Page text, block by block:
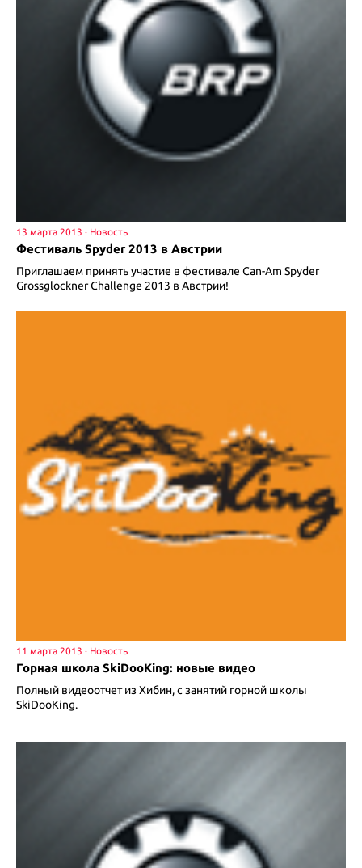
13 марта 2013
Фестиваль Spyder 2013 в Австрии
Приглашаем принять участие в фестивале Can-Am Spyder
Grossglockner Challenge 2013 в Австрии!
11 марта 2013
Горная школа SkiDooKing: новые видео
Полный видеоотчет из Хибин, с занятий горной школы
SkiDooKing.